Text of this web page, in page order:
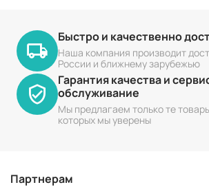
Быстро и качественно
Наша компания производит
России и ближнему зарубежью
Гарантия качества и
обслуживание
Мы предлагаем только те
которых мы уверены
Партнерам